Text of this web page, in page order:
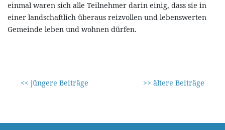
einmal waren sich alle Teilnehmer darin einig, dass sie in
einer landschaftlich überaus reizvollen und lebenswerten
Gemeinde leben und wohnen dürfen.
<< jüngere Beiträge >> ältere Beiträge